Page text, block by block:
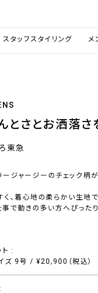
スタッフスタイリング メ
とさとお洒落さ
東急
ージャージーのチェック柄
く、着心地の柔らかい生地
事で動きの多い方へぴった
ト :
ズ 9号 / ¥20,900（税込）